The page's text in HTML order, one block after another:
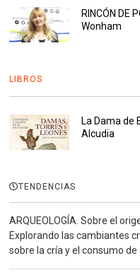
RINCÓN DE
Wonham
LIBROS
La Dama de
Alcudia
TENDENCIAS
ARQUEOLOGÍA. Sobre el
Explorando las cambiantes
sobre la cría y el consumo de